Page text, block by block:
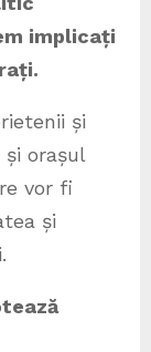
implicați
și
orașul
vor fi
și